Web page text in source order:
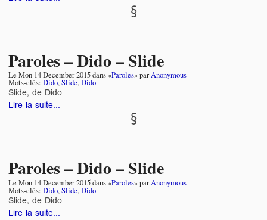
Paroles – Dido – Slide
Le Mon 14 December 2015dans «Paroles» parAnonymous
Mots-clés: Dido,Slide,Dido
Slide, de Dido
Lire la suite...
Paroles – Dido – Slide
Le Mon 14 December 2015dans «Paroles» parAnonymous
Mots-clés: Dido,Slide,Dido
Slide, de Dido
Lire la suite...